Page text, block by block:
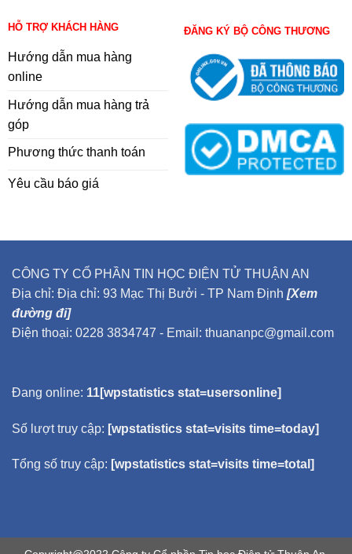
HỖ TRỢ KHÁCH HÀNG
Hướng dẫn mua hàng
online
Hướng dẫn mua hàng trả
góp
Phương thức thanh toán
Yêu cầu báo giá
ĐĂNG KÝ BỘ CÔNG THƯƠNG
CÔNG TY CỔ PHẦN TIN HỌC ĐIỆN TỬ THUẬN AN
Địa chỉ: Địa chỉ: 93 Mạc Thị Bưởi - TP Nam Định [Xem
đường đi]
Điện thoại: 0228 3834747 - Email: thuananpc@gmail.com
Đang online: 11[wpstatistics stat=usersonline]
Số lượt truy cập: [wpstatistics stat=visits time=today]
Tổng số truy cập: [wpstatistics stat=visits time=total]